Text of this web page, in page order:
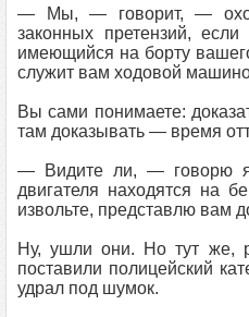
— Мы, — говорит, —
законных претензий,
имеющийся на борту
служит вам ходовой
Вы сами понимаете:
там доказывать — время
— Видите ли, — говорю
двигателя находятся на
извольте, представлю вам
Ну, ушли они. Но тут же,
поставили полицейский
удрал под шумок.